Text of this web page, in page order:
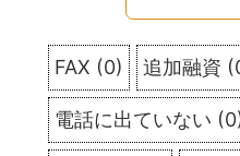
FAX (0) 追加融資 (
電話に出ていない (0